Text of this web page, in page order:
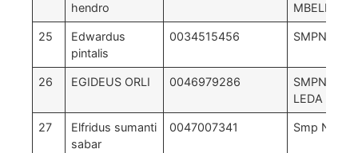
hendro
MBELILING
25
Edwardus
pintalis
0034515456 SMPN 01
26 EGIDEUS ORLI 0046979286
SMPN 3
LEDA
27
Elfridus sumanti
sabar
0047007341 Smp